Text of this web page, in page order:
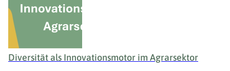
Diversität als Innovationsmotor im Agrarsektor